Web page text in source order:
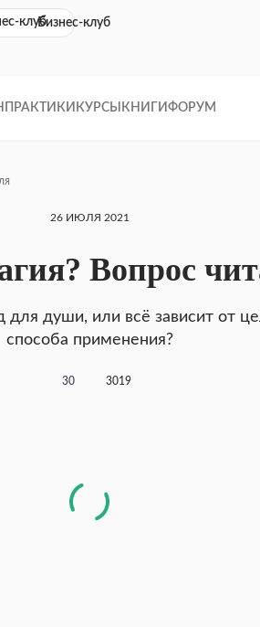
Бизнес-клуб
ПРАКТИКИ КУРСЫ КНИГИ ФОРУМ
26 ИЮЛЯ 2021
Вопрос
для души, или всё зависит от
способа применения?
30 3019